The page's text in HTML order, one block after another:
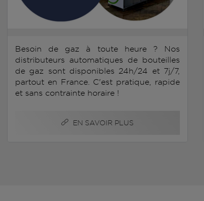
Besoin de gaz à toute heure ? Nos
distributeurs automatiques de bouteilles
de gaz sont disponibles 24h/24 et 7j/7,
partout en France. C'est pratique, rapide
et sans contrainte horaire !
EN SAVOIR PLUS